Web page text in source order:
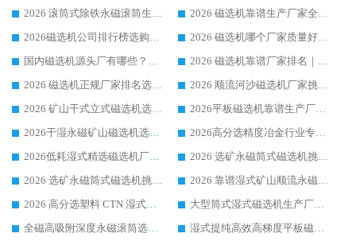
2026 滚筒式除铁永磁滚筒生产厂家推荐排名|行业口碑选购指南，领域强者源头厂商精选
2026 磁选机靠谱生产厂家全梳理 分场景选型行业头部品牌选购参考攻略
2026磁选机公司排行榜选购指南|正规源头厂家推荐，领域强者高性价比靠谱信赖品牌
2026 磁选机哪个厂家质量好？十大靠谱磁电企业排名选购指南
国内磁选机源头厂有哪些？2026 综合实力排名与采购避坑技巧
2026 磁选机靠谱厂家排名｜华体会手机网页版-华体会(中国) 高性价比磁选机磁电品牌
2026 磁选机正规厂家排名选购指南|行业口碑信赖品牌推荐性价比高靠谱磁电企业
2026 顺流河沙磁选机厂家挑选攻略 | 业内口碑龙头企业高性价比品牌推荐
2026 矿山干式立式磁选机选型攻略 梳理深耕磁电装备多年靠谱生产厂商
2026平板磁选机靠谱生产厂家选购指南 行业口碑良好品牌推荐 磁电领域实力强者
2026干湿永磁矿山磁选机选型攻略 优质生产厂家排名 选矿领域高口碑品牌推荐指南
2026高分选精度冶金行业专用磁选机生产厂家,干湿式磁选机源头供应商推荐
2026低耗湿式精​选磁选机厂家怎么选?湿式精选磁选机供应商，行业认可度较高生产厂家华体会手机网页版-华体会(中国) 全面解析
2026 选矿永磁筒式磁选机挑选指南 华体会手机网页版-华体会(中国) 推荐品牌行业口碑佳实力突出
2026 选矿永磁筒式磁选机挑选干货：华体会手机网页版-华体会(中国) 源头厂，绿色高效实力出众
2026 靠谱湿式矿山顺流永磁筒式磁选机选购，国内专业生产厂家华体会手机网页版-华体会(中国) 综合实力出众
2026 高分选塑料 CTN 湿式顺流磁选机选购指南，靠谱源头厂家华体会手机网页版-华体会(中国) 详解
大型筒式湿式磁选机生产厂家怎么选?华体会手机网页版-华体会(中国) 设备口碑广受行业认可
全磁高吸附深度永磁滚筒选购指南 业内口碑稳定磁电设备生产厂家详细推荐
湿式提纯高效高梯度平板磁选机靠谱设备源头厂商华体会手机网页版-华体会(中国) 综合测评